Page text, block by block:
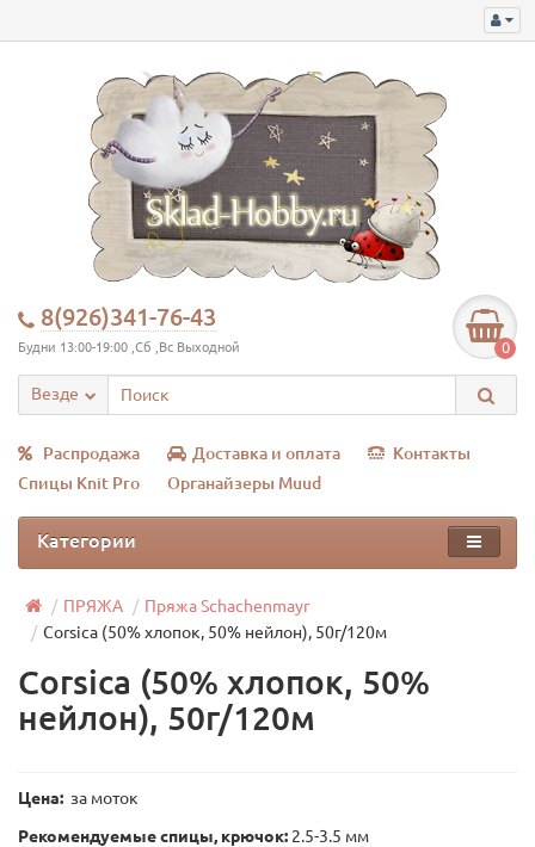
8(926)341-76-43
Будни 13:00-19:00 ,Сб ,Вс Выходной 0
Везде
Распродажа Доставка и оплата
Контакты
Спицы Knit Pro
Органайзеры Muud
Категории
ПРЯЖА
Пряжа Schachenmayr
Corsica (50% хлопок, 50% нейлон), 50г/120м
Corsica (50% хлопок, 50%
нейлон), 50г/120м
Цена: за моток
Рекомендуемые спицы, крючок: 2.5-3.5 мм